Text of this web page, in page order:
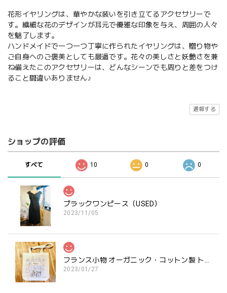
花形イヤリングは、華やかな装いを引き立てるアクセサリーで
す。繊細な花のデザインが耳元で優雅な印象を与え、周囲の人々
を魅了します。
ハンドメイドで一つ一つ丁寧に作られたイヤリングは、贈り物や
ご自身へのご褒美としても最適です。花々の美しさと妖艶さを兼
ね備えたこのアクセサリーは、どんなシーンでも周りと差をつけ
ること間違いありません♪
通報する
ショップの評価
すべて 10 0 0
ブラックワンピース（USED）
2023/11/05
フランス小物 オーガニック・コットン製 トートバッグ『BOUTIQUE BLANC』
2023/01/27